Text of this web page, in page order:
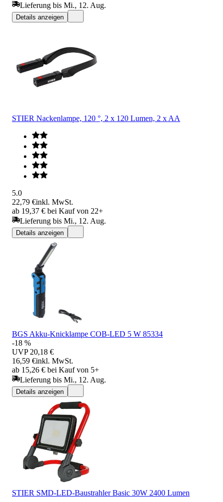
Lieferung bis Mi., 12. Aug.
Details anzeigen
STIER Nackenlampe, 120 °, 2 x 120 Lumen, 2 x AA
5.0
22,79 €inkl. MwSt.
ab 19,37 € bei Kauf von 22+
Lieferung bis Mi., 12. Aug.
Details anzeigen
BGS Akku-Knicklampe COB-LED 5 W 85334
-18 %
UVP 20,18 €
16,59 €inkl. MwSt.
ab 15,26 € bei Kauf von 5+
Lieferung bis Mi., 12. Aug.
Details anzeigen
STIER SMD-LED-Baustrahler Basic 30W 2400 Lumen